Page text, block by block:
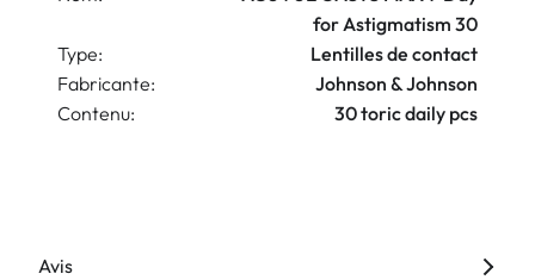
for Astigmatism 30
Type:
Lentilles de contact
Fabricante:
Johnson & Johnson
Contenu:
30 toric daily pcs
Avis